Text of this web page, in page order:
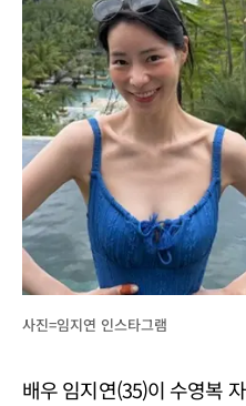
사진=임지연 인스타그램
배우 임지연(35)이 수영복